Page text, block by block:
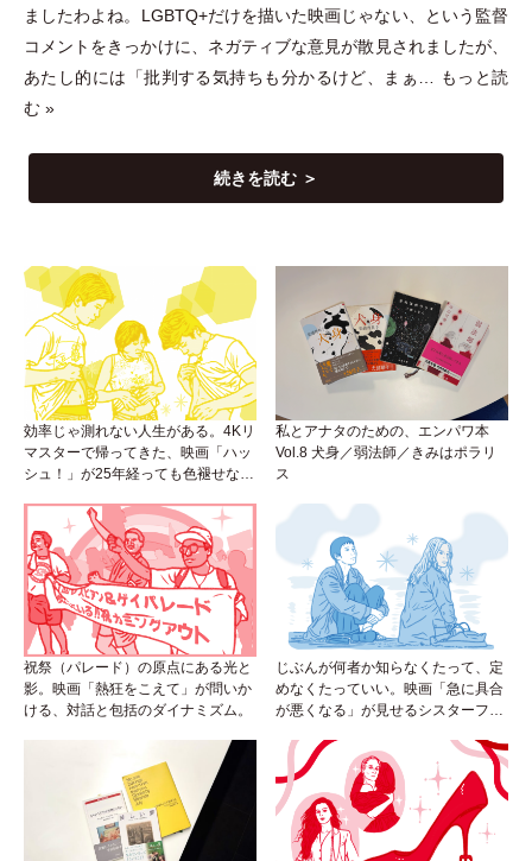
ましたわよね。LGBTQ+だけを描いた映画じゃない、という監督
コメントをきっかけに、ネガティブな意見が散見されましたが、
あたし的には
「批判する気持ちも分かるけど、まぁ…
もっと読
む »
続きを読む ＞
効率じゃ測れない人生がある。4Kリ
マスターで帰ってきた、映画「ハッ
シュ！」が25年経っても色褪せない
私とアナタのための、エンパワ本
Vol.8 犬身／弱法師／きみはポラリ
ス
祝祭（パレード）の原点にある光と
影。映画「熱狂をこえて」が問いか
ける、対話と包括のダイナミズム。
じぶんが何者か知らなくたって、定
めなくたっていい。映画「急に具合
が悪くなる」が見せるシスターフッ